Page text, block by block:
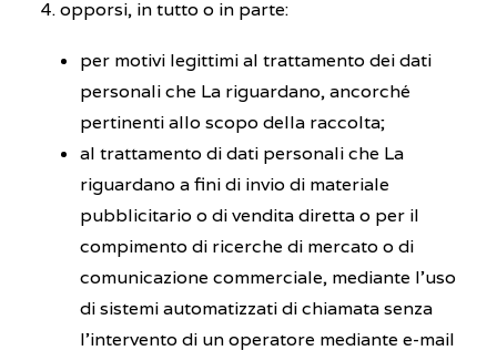
opporsi, in tutto o in parte:
per motivi legittimi al trattamento dei dati
personali che La riguardano, ancorché
pertinenti allo scopo della raccolta;
al trattamento di dati personali che La
riguardano a fini di invio di materiale
pubblicitario o di vendita diretta o per il
compimento di ricerche di mercato o di
comunicazione commerciale, mediante l’uso
di sistemi automatizzati di chiamata senza
l’intervento di un operatore mediante e-mail